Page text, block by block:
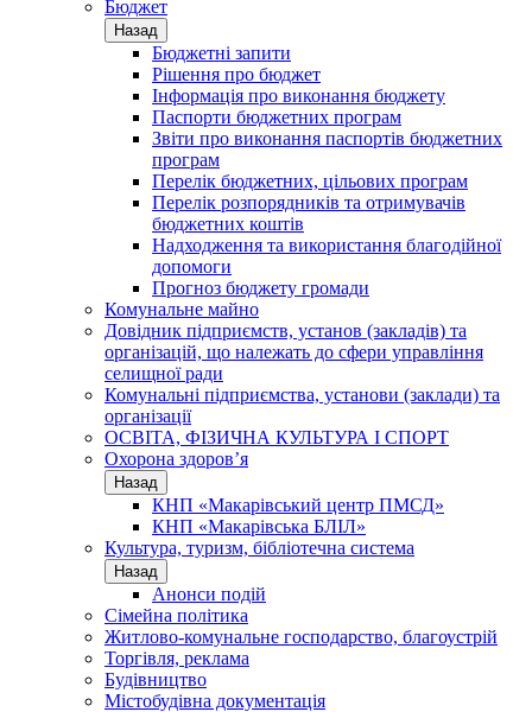
Бюджет
Назад
Бюджетні запити
Рішення про бюджет
Інформація про виконання бюджету
Паспорти бюджетних програм
Звіти про виконання паспортів бюджетних
програм
Перелік бюджетних, цільових програм
Перелік розпорядників та отримувачів
бюджетних коштів
Надходження та використання благодійної
допомоги
Прогноз бюджету громади
Комунальне майно
Довідник підприємств, установ (закладів) та
організацій, що належать до сфери управління
селищної ради
Комунальні підприємства, установи (заклади) та
організації
ОСВІТА, ФІЗИЧНА КУЛЬТУРА І СПОРТ
Охорона здоров’я
Назад
КНП «Макарівський центр ПМСД»
КНП «Макарівська БЛІЛ»
Культура, туризм, бібліотечна система
Назад
Анонси подій
Сімейна політика
Житлово-комунальне господарство, благоустрій
Торгівля, реклама
Будівництво
Містобудівна документація